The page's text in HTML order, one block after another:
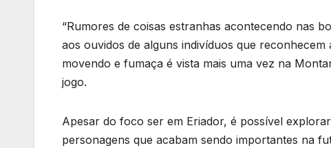
“Rumores de coisas estranhas acontecendo nas
aos ouvidos de alguns indivíduos que
movendo e fumaça é vista mais uma vez na
jogo.
Apesar do foco ser em Eriador, é possível
personagens que acabam sendo importantes na